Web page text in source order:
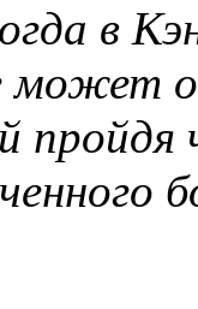
в
может
пройдя